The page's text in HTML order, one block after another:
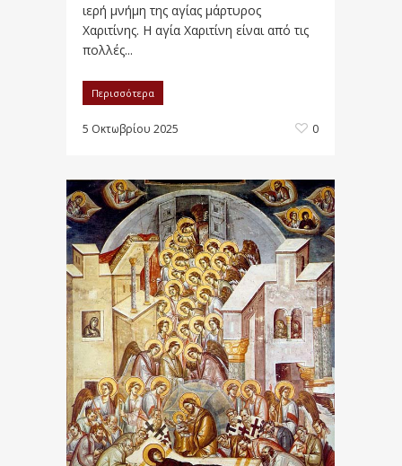
ιερή μνήμη της αγίας μάρτυρος
Χαριτίνης. Η αγία Χαριτίνη είναι από τις
πολλές...
Περισσότερα
5 Οκτωβρίου 2025 0